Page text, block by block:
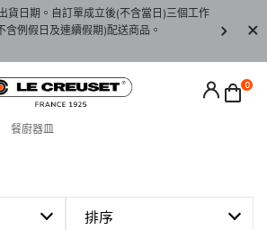
貨日期。自訂單成立後(不含當日)三個工作
含例假日及連續假期)配送商品。
請至
0
餐廚器皿
排序